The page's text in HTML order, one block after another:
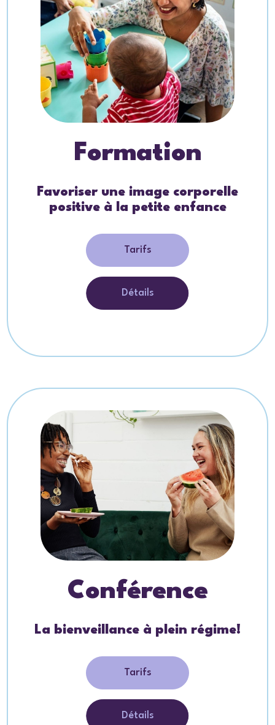
Formation
Favoriser une image corporelle
positive à la petite enfance
Tarifs
Détails
Conférence
La bienveillance à plein régime!
Tarifs
Détails